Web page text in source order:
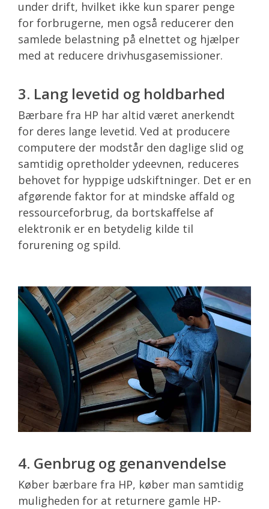
under drift, hvilket ikke kun sparer penge
for forbrugerne, men også reducerer den
samlede belastning på elnettet og hjælper
med at reducere drivhusgasemissioner.
3. Lang levetid og holdbarhed
Bærbare fra HP har altid været anerkendt
for deres lange levetid. Ved at producere
computere der modstår den daglige slid og
samtidig opretholder ydeevnen, reduceres
behovet for hyppige udskiftninger. Det er en
afgørende faktor for at mindske affald og
ressourceforbrug, da bortskaffelse af
elektronik er en betydelig kilde til
forurening og spild.
4. Genbrug og genanvendelse
Køber bærbare fra HP, køber man samtidig
muligheden for at returnere gamle HP-